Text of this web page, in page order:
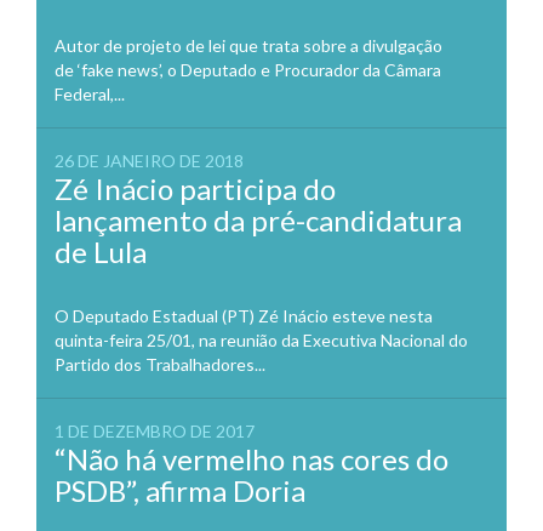
Autor de projeto de lei que trata sobre a divulgação
de ‘fake news’, o Deputado e Procurador da Câmara
Federal,...
26 DE JANEIRO DE 2018
Zé Inácio participa do
lançamento da pré-candidatura
de Lula
O Deputado Estadual (PT) Zé Inácio esteve nesta
quinta-feira 25/01, na reunião da Executiva Nacional do
Partido dos Trabalhadores...
1 DE DEZEMBRO DE 2017
“Não há vermelho nas cores do
PSDB”, afirma Doria